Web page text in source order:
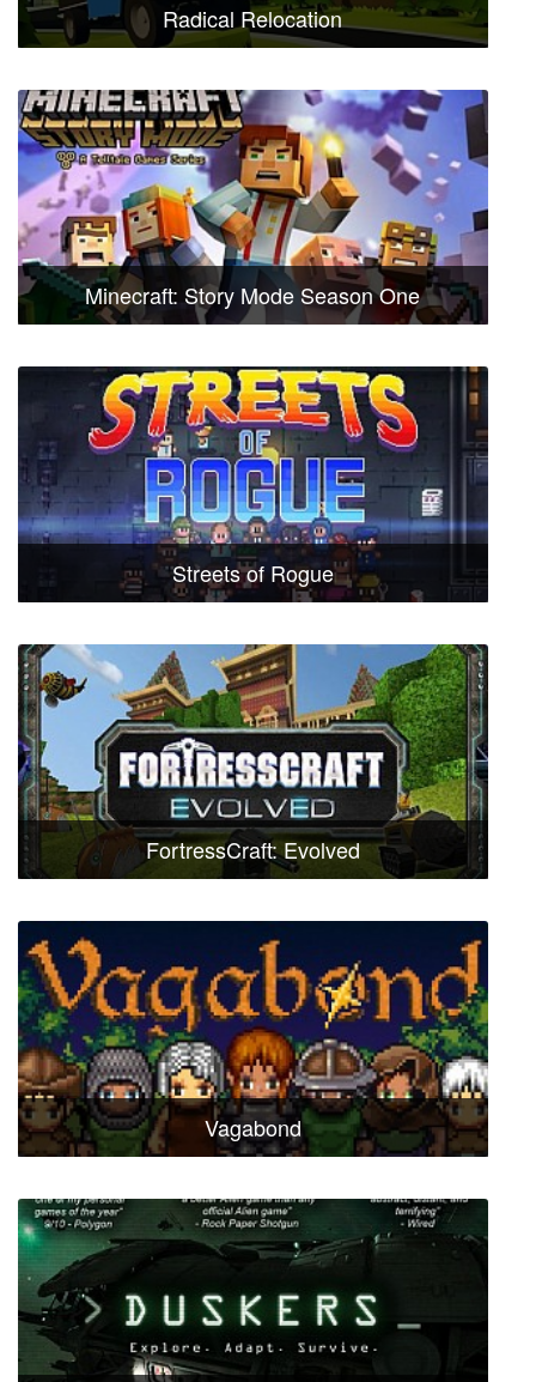
Radical Relocation
Minecraft: Story Mode Season One
Streets of Rogue
FortressCraft: Evolved
Vagabond